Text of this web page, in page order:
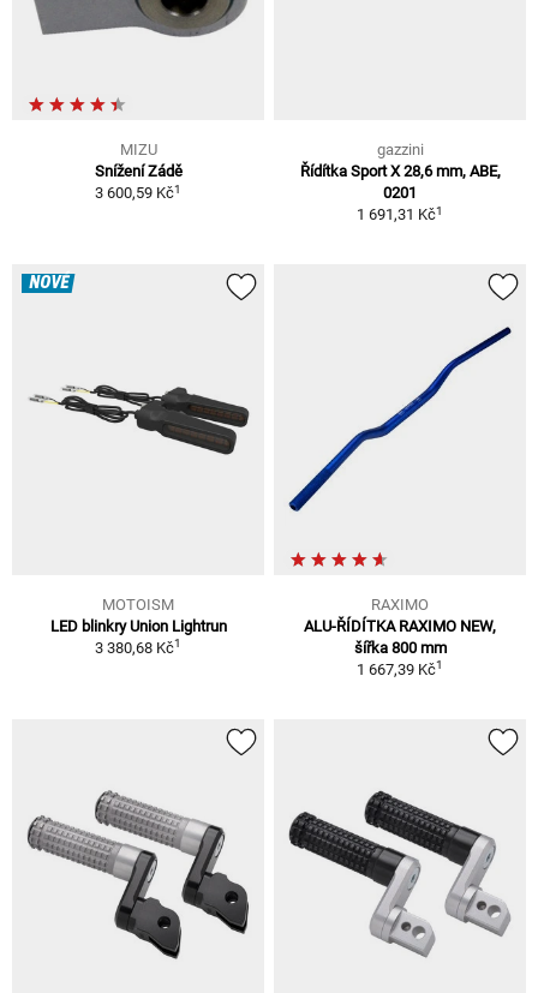
MIZU
Snížení Zádě
3 600,59 Kč1
gazzini
Řídítka Sport X 28,6 mm, ABE,
0201
1 691,31 Kč1
NOVÉ
MOTOISM
LED blinkry Union Lightrun
3 380,68 Kč1
RAXIMO
ALU-ŘÍDÍTKA RAXIMO NEW,
šířka 800 mm
1 667,39 Kč1